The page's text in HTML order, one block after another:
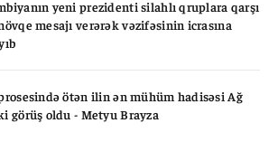
yeni prezidenti silahlı qruplara qarşı
mesajı verərək vəzifəsinin icrasına
ötən ilin ən mühüm hadisəsi Ağ
görüş oldu - Metyu Brayza